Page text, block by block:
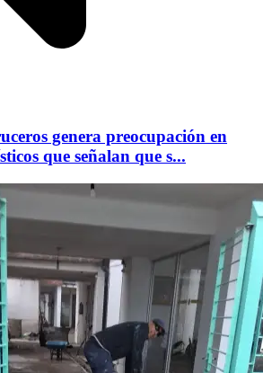
genera preocupación en
que señalan que s...